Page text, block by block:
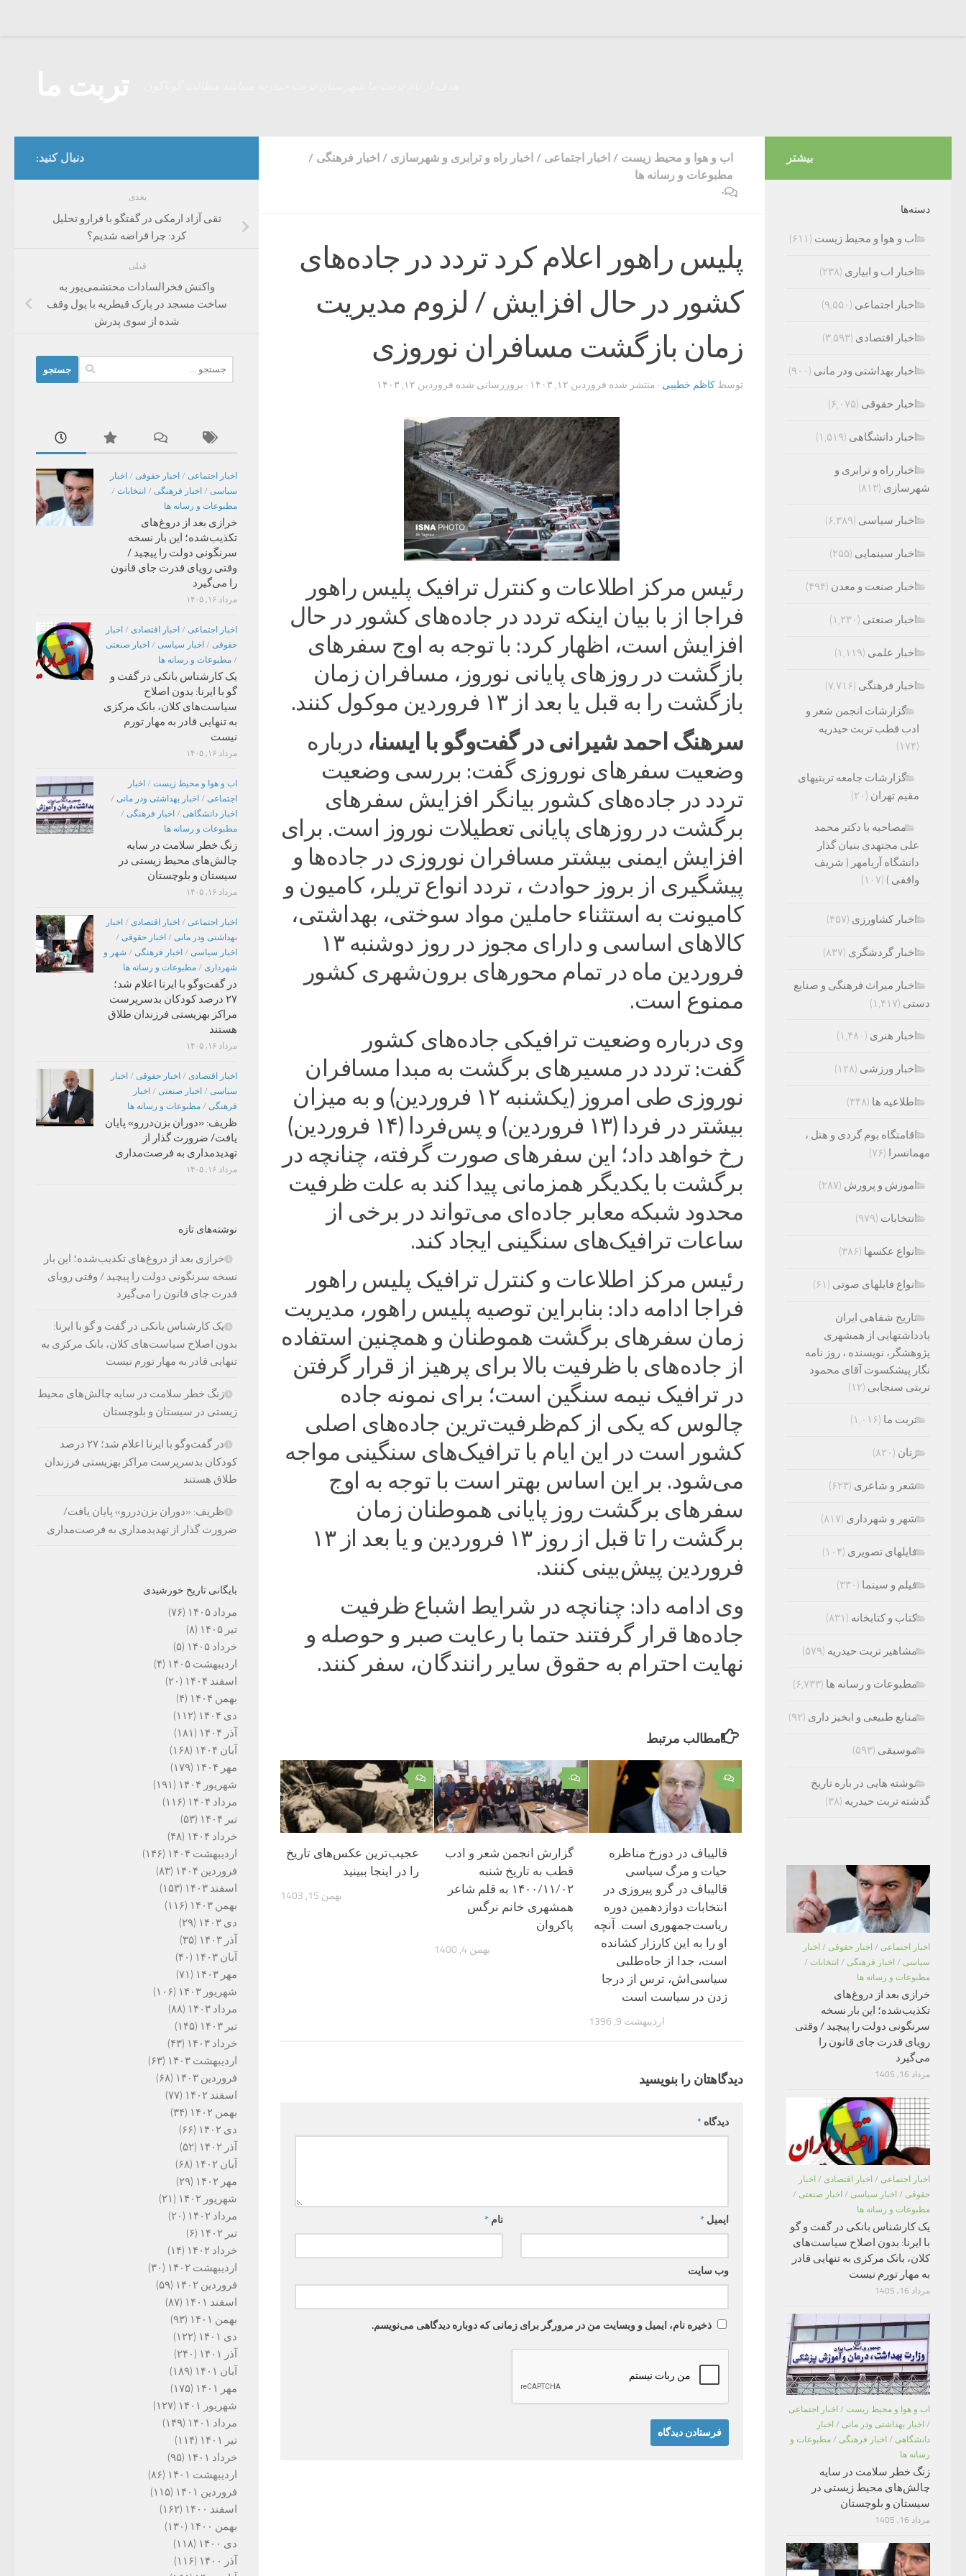
اب و هوا و محیط زیست / اخبار اجتماعی / اخبار راه و ترابری و شهرسازی / اخبار فرهنگی /
مطبوعات و رسانه ها
۰
پلیس راهور اعلام کرد تردد در جاده‌های
کشور در حال افزایش / لزوم مدیریت
زمان بازگشت مسافران نوروزی
توسط کاظم خطیبی · منتشر شده فروردین ۱۲, ۱۴۰۳ · بروزرسانی شده فروردین ۱۲, ۱۴۰۳
رئیس مرکز اطلاعات و کنترل ترافیک پلیس راهور
فراجا از با بیان اینکه تردد در جاده‌های کشور در حال
افزایش است، اظهار کرد: با توجه به اوج سفرهای
بازگشت در روزهای پایانی نوروز، مسافران زمان
بازگشت را به قبل یا بعد از ۱۳ فروردین موکول کنند.
سرهنگ احمد شیرانی در گفت‌وگو با ایسنا، درباره
وضعیت سفرهای نوروزی گفت: بررسی وضعیت
تردد در جاده‌های کشور بیانگر افزایش سفرهای
برگشت در روزهای پایانی تعطیلات نوروز است. برای
افزایش ایمنی بیشتر مسافران نوروزی در جاده‌ها و
پیشگیری از بروز حوادث ، تردد انواع تریلر، کامیون و
کامیونت به استثناء حاملین مواد سوختی، بهداشتی،
کالاهای اساسی و دارای مجوز در روز دوشنبه ۱۳
فروردین ماه در تمام محورهای برون‌شهری کشور
ممنوع است.
وی درباره وضعیت ترافیکی جاده‌های کشور
گفت: تردد در مسیرهای برگشت به مبدا مسافران
نوروزی طی امروز (یکشنبه ۱۲ فروردین) و به میزان
بیشتر در فردا (۱۳ فروردین) و پس‌فردا (۱۴ فروردین)
رخ خواهد داد؛ این سفرهای صورت گرفته، چنانچه در
برگشت با یکدیگر همزمانی پیدا کند به علت ظرفیت
محدود شبکه معابر جاده‌ای می‌تواند در برخی از
ساعات ترافیک‌های سنگینی ایجاد کند.
رئیس مرکز اطلاعات و کنترل ترافیک پلیس راهور
فراجا ادامه داد: بنابراین توصیه پلیس راهور، مدیریت
زمان سفرهای برگشت هموطنان و همچنین استفاده
از جاده‌های با ظرفیت بالا برای پرهیز از قرار گرفتن
در ترافیک نیمه سنگین است؛ برای نمونه جاده
چالوس که یکی از کم‌ظرفیت‌ترین جاده‌های اصلی
کشور است در این ایام با ترافیک‌های سنگینی مواجه
می‌شود. بر این اساس بهتر است با توجه به اوج
سفرهای برگشت روز پایانی هموطنان زمان
برگشت را تا قبل از روز ۱۳ فروردین و یا بعد از ۱۳
فروردین پیش‌بینی کنند.
وی ادامه داد: چنانچه در شرایط اشباع ظرفیت
جاده‌ها قرار گرفتند حتما با رعایت صبر و حوصله و
نهایت احترام به حقوق سایر رانندگان، سفر کنند.
مطالب مرتبط
۰
عجیب‌ترین عکس‌های تاریخ
را در اینجا ببینید
بهمن 15, 1403
۰
گزارش انجمن شعر و ادب
قطب به تاریخ شنبه
۱۴۰۰/۱۱/۰۲ به قلم شاعر
همشهری خانم نرگس
پاکروان
بهمن 4, 1400
۰
قالیباف در دوزخ مناظره
حیات و مرگ سیاسی
قالیباف در گرو پیروزی در
انتخابات دوازدهمین دوره
ریاست‌جمهوری است. آنچه
او را به این کارزار کشانده
است، جدا از جاه‌طلبی
سیاسی‌اش، ترس از درجا
زدن در سیاست است
اردیبهشت 9, 1396
دیدگاهتان را بنویسید
دیدگاه *
نام* ایمیل *
وب‌ سایت
ذخیره نام، ایمیل و وبسایت من در مرورگر برای زمانی که دوباره دیدگاهی می‌نویسم.
دنبال کنید:
بعدی
تقی آزاد ارمکی در گفتگو با فرارو تحلیل
کرد: چرا قراضه شدیم؟
قبلی
واکنش فخرالسادات محتشمی‌پور به
ساخت مسجد در پارک قیطریه با پول وقف
شده از سوی پدرش
برای:
اخبار اجتماعی / اخبار حقوقی / اخبار
سیاسی / اخبار فرهنگی / انتخابات /
مطبوعات و رسانه ها
خرازی بعد از دروغ‌های
تکذیب‌شده؛ این بار نسخه
سرنگونی دولت را پیچید /
وقتی رویای قدرت جای قانون
را می‌گیرد
مرداد ۱۶, ۱۴۰۵
اخبار اجتماعی / اخبار اقتصادی / اخبار
حقوقی / اخبار سیاسی / اخبار صنعتی
/ مطبوعات و رسانه ها
یک کارشناس بانکی در گفت و
گو با ایرنا: بدون اصلاح
سیاست‌های کلان، بانک مرکزی
به تنهایی قادر به مهار تورم
نیست
مرداد ۱۶, ۱۴۰۵
اب و هوا و محیط زیست / اخبار
اجتماعی / اخبار بهداشتی ودر مانی /
اخبار دانشگاهی / اخبار فرهنگی /
مطبوعات و رسانه ها
زنگ خطر سلامت در سایه
چالش‌های محیط زیستی در
سیستان و بلوچستان
مرداد ۱۶, ۱۴۰۵
اخبار اجتماعی / اخبار اقتصادی / اخبار
بهداشتی ودر مانی / اخبار حقوقی /
اخبار سیاسی / اخبار فرهنگی / شهر و
شهرداری / مطبوعات و رسانه ها
در گفت‌وگو با ایرنا اعلام شد؛
۲۷ درصد کودکان بدسرپرست
مراکز بهزیستی فرزندان طلاق
هستند
مرداد ۱۶, ۱۴۰۵
اخبار اقتصادی / اخبار حقوقی / اخبار
سیاسی / اخبار صنعتی / اخبار
فرهنگی / مطبوعات و رسانه ها
ظریف: «دوران بزن‌دررو» پایان
یافت/ ضرورت گذار از
تهدیدمداری به فرصت‌مداری
مرداد ۱۶, ۱۴۰۵
نوشته‌های تازه
خرازی بعد از دروغ‌های تکذیب‌شده؛ این بار
نسخه سرنگونی دولت را پیچید / وقتی رویای
قدرت جای قانون را می‌گیرد
یک کارشناس بانکی در گفت و گو با ایرنا:
بدون اصلاح سیاست‌های کلان، بانک مرکزی به
تنهایی قادر به مهار تورم نیست
زنگ خطر سلامت در سایه چالش‌های محیط
زیستی در سیستان و بلوچستان
در گفت‌وگو با ایرنا اعلام شد؛ ۲۷ درصد
کودکان بدسرپرست مراکز بهزیستی فرزندان
طلاق هستند
ظریف: «دوران بزن‌دررو» پایان یافت/
ضرورت گذار از تهدیدمداری به فرصت‌مداری
بایگانی تاریخ خورشیدی
مرداد ۱۴۰۵
(۷۶)
تیر ۱۴۰۵
(۸)
خرداد ۱۴۰۵
(۵)
اردیبهشت ۱۴۰۵
(۴)
اسفند ۱۴۰۴
(۲۰)
بهمن ۱۴۰۴
(۴)
دی ۱۴۰۴
(۱۱۲)
آذر ۱۴۰۴
(۱۸۱)
آبان ۱۴۰۴
(۱۶۸)
مهر ۱۴۰۴
(۱۷۹)
شهریور ۱۴۰۴
(۱۹۱)
مرداد ۱۴۰۴
(۱۱۶)
تیر ۱۴۰۴
(۵۳)
خرداد ۱۴۰۴
(۴۸)
اردیبهشت ۱۴۰۴
(۱۴۶)
فروردین ۱۴۰۴
(۸۳)
اسفند ۱۴۰۳
(۱۵۳)
بهمن ۱۴۰۳
(۱۱۶)
دی ۱۴۰۳
(۲۹)
آذر ۱۴۰۳
(۳۵)
آبان ۱۴۰۳
(۴۰)
مهر ۱۴۰۳
(۷۱)
شهریور ۱۴۰۳
(۱۰۶)
مرداد ۱۴۰۳
(۸۸)
تیر ۱۴۰۳
(۱۴۵)
خرداد ۱۴۰۳
(۴۳)
اردیبهشت ۱۴۰۳
(۶۳)
فروردین ۱۴۰۳
(۶۸)
اسفند ۱۴۰۲
(۷۷)
بهمن ۱۴۰۲
(۳۴)
دی ۱۴۰۲
(۶۶)
آذر ۱۴۰۲
(۵۲)
آبان ۱۴۰۲
(۶۸)
مهر ۱۴۰۲
(۲۹)
شهریور ۱۴۰۲
(۲۱)
مرداد ۱۴۰۲
(۲۰)
تیر ۱۴۰۲
(۶)
خرداد ۱۴۰۲
(۱۴)
اردیبهشت ۱۴۰۲
(۳۰)
فروردین ۱۴۰۲
(۵۹)
اسفند ۱۴۰۱
(۸۷)
بهمن ۱۴۰۱
(۹۳)
دی ۱۴۰۱
(۱۲۲)
آذر ۱۴۰۱
(۲۴۰)
آبان ۱۴۰۱
(۱۸۹)
مهر ۱۴۰۱
(۱۷۵)
شهریور ۱۴۰۱
(۱۲۷)
مرداد ۱۴۰۱
(۱۴۹)
تیر ۱۴۰۱
(۱۱۴)
خرداد ۱۴۰۱
(۹۵)
اردیبهشت ۱۴۰۱
(۸۶)
فروردین ۱۴۰۱
(۱۱۵)
اسفند ۱۴۰۰
(۱۶۲)
بهمن ۱۴۰۰
(۱۳۰)
دی ۱۴۰۰
(۱۱۸)
آذر ۱۴۰۰
(۱۱۶)
بیشتر
دسته‌ها
اب و هوا و محیط زیست (۶۱۱)
اخبار اب و ابیاری (۲۳۸)
اخبار اجتماعی (۹,۵۵۰)
اخبار اقتصادی (۳,۵۹۳)
اخبار بهداشتی ودر مانی (۹۰۰)
اخبار حقوقی (۶,۰۷۵)
اخبار دانشگاهی (۱,۵۱۹)
اخبار راه و ترابری و
شهرسازی (۸۱۳)
اخبار سیاسی (۶,۳۸۹)
اخبار سینمایی (۲۵۵)
اخبار صنعت و معدن (۴۹۴)
اخبار صنعتی (۱,۲۳۰)
اخبار علمی (۱,۱۱۹)
اخبار فرهنگی (۷,۷۱۶)
گزارشات انجمن شعر و
ادب قطب تربت حیدریه
(۱۷۴)
گزارشات جامعه تربتیهای
مقیم تهران (۲۰)
مصاحبه با دکتر محمد
علی مجتهدی بنیان گذار
دانشگاه آریامهر ( شریف
واقفی ) (۱۰۷)
اخبار کشاورزی (۴۵۷)
اخبار گردشگری (۸۳۷)
اخبار میراث فرهنگی و صنایع
دستی (۱,۴۱۷)
اخبار هنری (۱,۴۸۰)
اخبار ورزشی (۱۲۸)
اطلاعیه ها (۳۴۸)
اقامتگاه بوم گردی و هتل ،
مهمانسرا (۷۶)
اموزش و پرورش (۲۸۷)
انتخابات (۹۷۹)
انواع عکسها (۳۸۶)
انواع فایلهای صوتی (۶۱)
تاریخ شفاهی ایران
یادداشتهایی از همشهری
پژوهشگر، نویسنده ، روز نامه
نگار پیشکسوت آقای محمود
تربتی سنجابی (۱۲)
تربت ما (۱,۰۱۶)
زنان (۸۲۰)
شعر و شاعری (۶۲۳)
شهر و شهرداری (۸۱۷)
فایلهای تصویری (۱۰۴)
فیلم و سینما (۳۳۰)
کتاب و کتابخانه (۸۳۱)
مشاهیر تربت حیدریه (۵۷۹)
مطبوعات و رسانه ها (۶,۷۳۳)
منابع طبیعی و ابخیز داری (۹۲)
موسیقی (۵۹۳)
نوشته هایی در باره تاریخ
گذشته تربت حیدریه (۳۸)
اخبار اجتماعی / اخبار حقوقی / اخبار
سیاسی / اخبار فرهنگی / انتخابات /
مطبوعات و رسانه ها
خرازی بعد از دروغ‌های
تکذیب‌شده؛ این بار نسخه
سرنگونی دولت را پیچید / وقتی
رویای قدرت جای قانون را
می‌گیرد
مرداد 16, 1405
اخبار اجتماعی / اخبار اقتصادی / اخبار
حقوقی / اخبار سیاسی / اخبار صنعتی /
مطبوعات و رسانه ها
یک کارشناس بانکی در گفت و گو
با ایرنا: بدون اصلاح سیاست‌های
کلان، بانک مرکزی به تنهایی قادر
به مهار تورم نیست
مرداد 16, 1405
اب و هوا و محیط زیست / اخبار اجتماعی
/ اخبار بهداشتی ودر مانی / اخبار
دانشگاهی / اخبار فرهنگی / مطبوعات و
رسانه ها
زنگ خطر سلامت در سایه
چالش‌های محیط زیستی در
سیستان و بلوچستان
مرداد 16, 1405